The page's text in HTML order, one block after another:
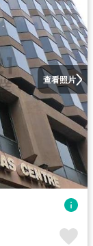
查看照片